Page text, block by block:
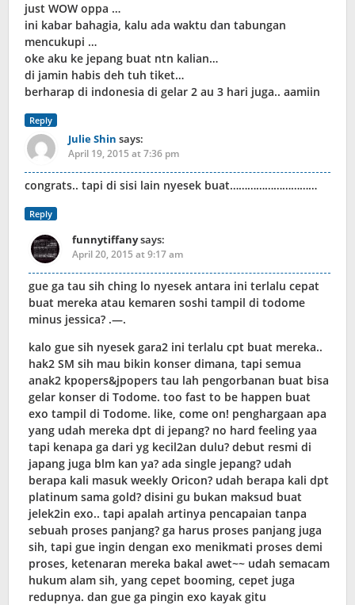
just WOW oppa …
ini kabar bahagia, kalu ada waktu dan tabungan
mencukupi …
oke aku ke jepang buat ntn kalian…
di jamin habis deh tuh tiket…
berharap di indonesia di gelar 2 au 3 hari juga.. aamiin
Reply
Julie Shin says:
April 19, 2015 at 7:36 pm
congrats.. tapi di sisi lain nyesek buat…………………………
Reply
funnytiffanysays:
April 20, 2015 at 9:17 am
gue ga tau sih ching lo nyesek antara ini terlalu cepat
buat mereka atau kemaren soshi tampil di todome
minus jessica? .—.
kalo gue sih nyesek gara2 ini terlalu cpt buat mereka..
hak2 SM sih mau bikin konser dimana, tapi semua
anak2 kpopers&jpopers tau lah pengorbanan buat bisa
gelar konser di Todome. too fast to be happen buat
exo tampil di Todome. like, come on! penghargaan apa
yang udah mereka dpt di jepang? no hard feeling yaa
tapi kenapa ga dari yg kecil2an dulu? debut resmi di
japang juga blm kan ya? ada single jepang? udah
berapa kali masuk weekly Oricon? udah berapa kali dpt
platinum sama gold? disini gu bukan maksud buat
jelek2in exo.. tapi apalah artinya pencapaian tanpa
sebuah proses panjang? ga harus proses panjang juga
sih, tapi gue ingin dengan exo menikmati proses demi
proses, ketenaran mereka bakal awet~~ udah semacam
hukum alam sih, yang cepet booming, cepet juga
redupnya. dan gue ga pingin exo kayak gitu